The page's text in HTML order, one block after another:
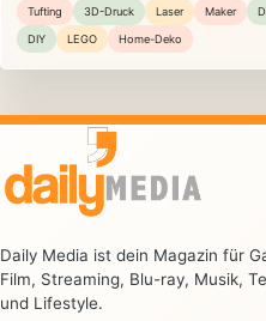
Tufting 3D-Druck Laser Maker
DIY LEGO Home-Deko
Daily Media ist dein Magazin für
Film, Streaming, Blu-ray, Musik,
und Lifestyle.